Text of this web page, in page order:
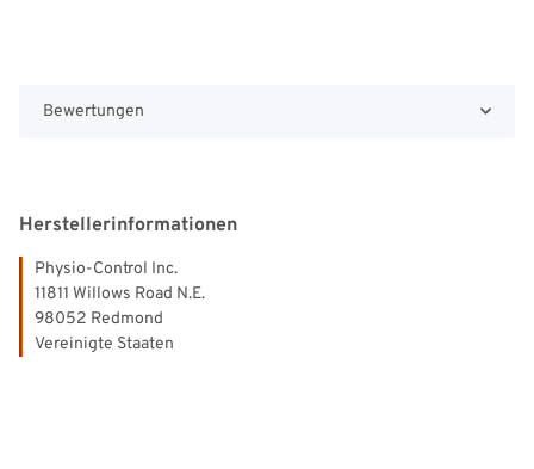
Bewertungen
Herstellerinformationen
Physio-Control Inc.
11811 Willows Road N.E.
98052 Redmond
Vereinigte Staaten